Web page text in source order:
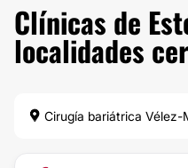
Clínicas de
localidades
Cirugía bariátrica Vélez-